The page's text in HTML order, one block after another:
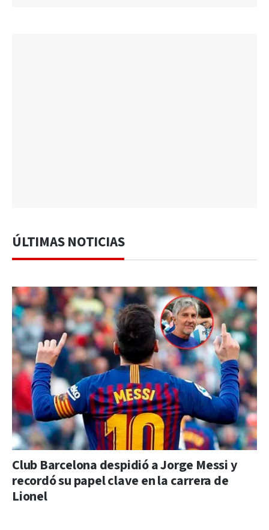
ÚLTIMAS NOTICIAS
Club Barcelona despidió a Jorge Messi y
recordó su papel clave en la carrera de
Lionel